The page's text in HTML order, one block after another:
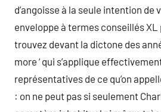
d’angoisse à la seule intention de
enveloppe à termes conseillés XL
trouvez devant la dictone des
more ‘ qui s’applique
représentatives de ce qu’on
: on ne peut pas si seulement